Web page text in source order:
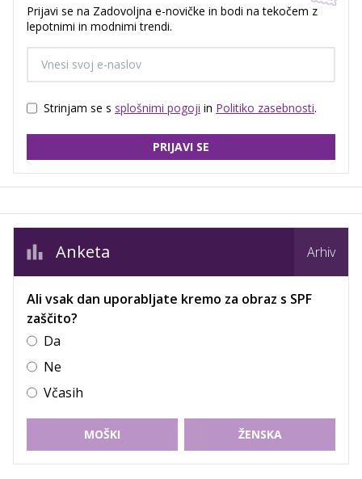
Prijavi se na Zadovoljna e-novičke in bodi na tekočem z
lepotnimi in modnimi trendi.
Strinjam se s splošnimi pogoji in Politiko zasebnosti.
PRIJAVI SE
Anketa Arhiv
Ali vsak dan uporabljate kremo za obraz s SPF
zaščito?
Da
Ne
Včasih
MOŠKI ŽENSKA